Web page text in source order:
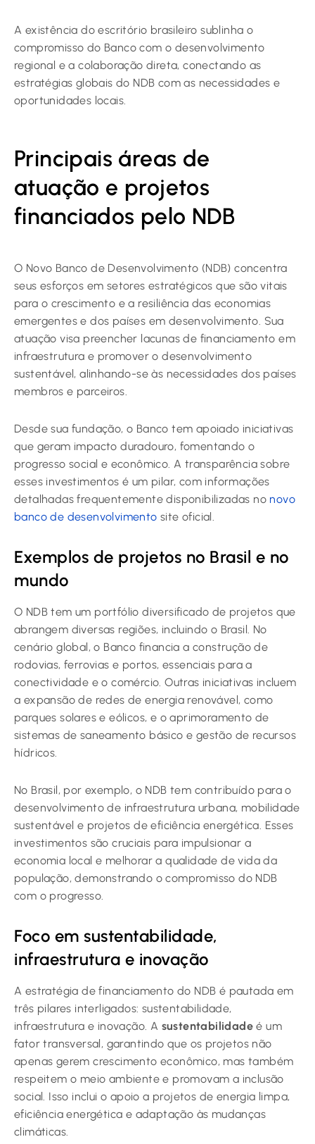
A existência do escritório brasileiro sublinha o
compromisso do Banco com o desenvolvimento
regional e a colaboração direta, conectando as
estratégias globais do NDB com as necessidades e
oportunidades locais.
Principais áreas de
atuação e projetos
financiados pelo NDB
O Novo Banco de Desenvolvimento (NDB) concentra
seus esforços em setores estratégicos que são vitais
para o crescimento e a resiliência das economias
emergentes e dos países em desenvolvimento. Sua
atuação visa preencher lacunas de financiamento em
infraestrutura e promover o desenvolvimento
sustentável, alinhando-se às necessidades dos países
membros e parceiros.
Desde sua fundação, o Banco tem apoiado iniciativas
que geram impacto duradouro, fomentando o
progresso social e econômico. A transparência sobre
esses investimentos é um pilar, com informações
detalhadas frequentemente disponibilizadas no novo
banco de desenvolvimento site oficial.
Exemplos de projetos no Brasil e no
mundo
O NDB tem um portfólio diversificado de projetos que
abrangem diversas regiões, incluindo o Brasil. No
cenário global, o Banco financia a construção de
rodovias, ferrovias e portos, essenciais para a
conectividade e o comércio. Outras iniciativas incluem
a expansão de redes de energia renovável, como
parques solares e eólicos, e o aprimoramento de
sistemas de saneamento básico e gestão de recursos
hídricos.
No Brasil, por exemplo, o NDB tem contribuído para o
desenvolvimento de infraestrutura urbana, mobilidade
sustentável e projetos de eficiência energética. Esses
investimentos são cruciais para impulsionar a
economia local e melhorar a qualidade de vida da
população, demonstrando o compromisso do NDB
com o progresso.
Foco em sustentabilidade,
infraestrutura e inovação
A estratégia de financiamento do NDB é pautada em
três pilares interligados: sustentabilidade,
infraestrutura e inovação. A sustentabilidade é um
fator transversal, garantindo que os projetos não
apenas gerem crescimento econômico, mas também
respeitem o meio ambiente e promovam a inclusão
social. Isso inclui o apoio a projetos de energia limpa,
eficiência energética e adaptação às mudanças
climáticas.